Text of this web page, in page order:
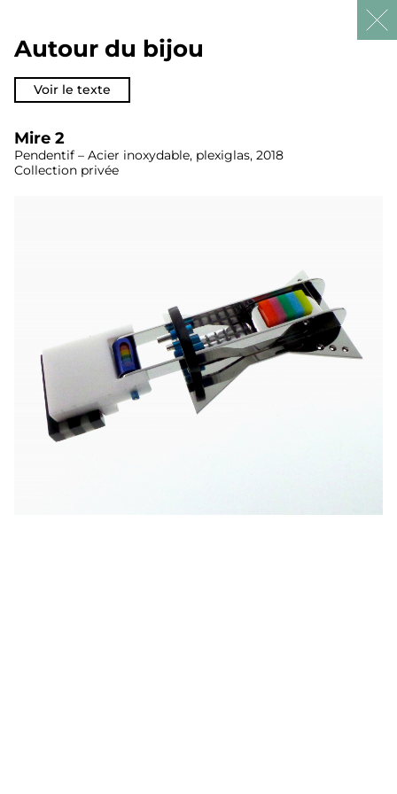
Aller
contenu
Autour du bijou
Voir le texte
Mire 2
Pendentif – Acier inoxydable, plexiglas, 2018
Collection privée